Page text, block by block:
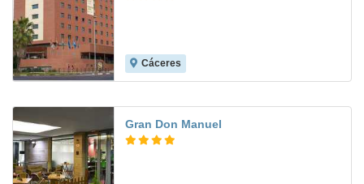
Cáceres
Gran Don Manuel